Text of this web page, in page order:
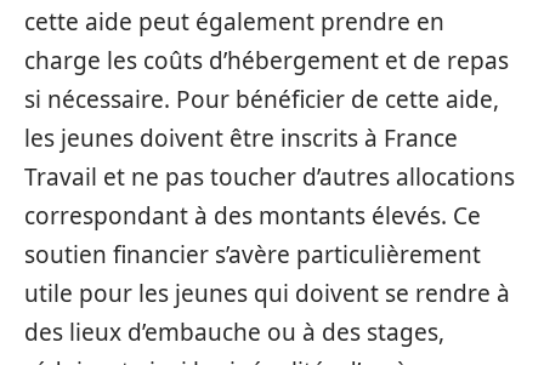
cette aide peut également prendre en
charge les coûts d’hébergement et de repas
si nécessaire. Pour bénéficier de cette aide,
les jeunes doivent être inscrits à France
Travail et ne pas toucher d’autres allocations
correspondant à des montants élevés. Ce
soutien financier s’avère particulièrement
utile pour les jeunes qui doivent se rendre à
des lieux d’embauche ou à des stages,